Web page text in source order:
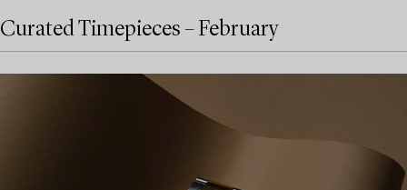
Curated Timepieces – February